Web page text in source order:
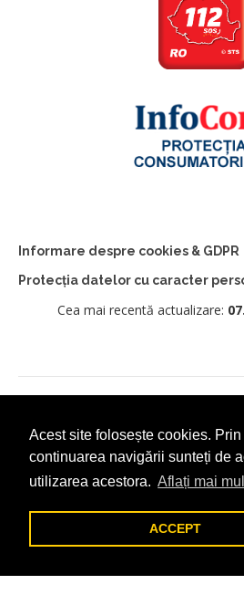
Acest site folosește cookies. Prin
continuarea navigării sunteți de
utilizarea acestora. Aflați mai
ACCEPT
Informare despre cookies & GDPR
Protecția datelor cu caracter
Cea mai recentă actualizare:
© 2026 - PRIMĂRIA MUNICIPIULUI
SUCEAVA
AȚI ÎNTÂMPINAT O PROBLEMĂ TEHNICĂ?